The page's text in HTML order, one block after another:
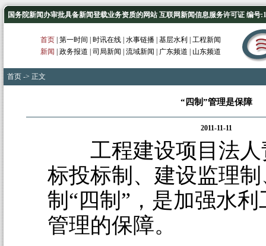
国务院新闻办审批具备新闻登载业务资质的网站 互联网新闻信息服务许可证 编号
首页 第一时间 时讯在线 水事链播 基层水利
工程新闻
新闻
政务报道 司局新闻 流域新闻 广东频道 山东频道
首页 -> 正文
“四制”管理是保障
2011-11-11
工程建设项目法人
标投标制、建设监理
制“四制”，是加强水
管理的保障。